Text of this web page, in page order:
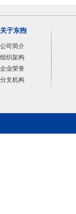
关于东煦
公司简介
组织架构
企业荣誉
分支机构